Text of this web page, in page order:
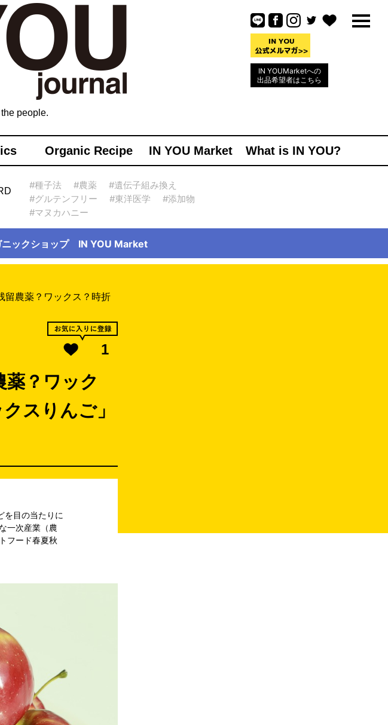
IN YOUMarketへの
出品希望者はこちら
people.
Organic Recipe IN YOU Market What is IN YOU?
#種子法 #農薬
#遺伝子組み換え
#グルテンフリー
#東洋医学
#添加物
#マヌカハニー
ニックショップ IN YOU Market
留農薬？ワックス？時折
1
？ワック
スりんご」
を目の当たりに
一次産業（農
フード春夏秋